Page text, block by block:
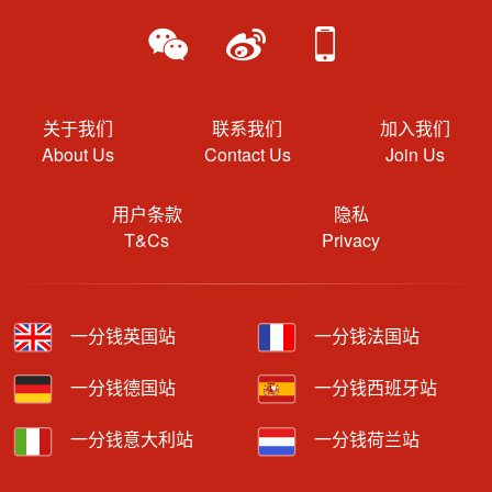
关于我们
About Us
联系我们
Contact Us
加入我们
Join Us
用户条款
T&Cs
隐私
Privacy
一分钱英国站 一分钱法国站
一分钱德国站 一分钱西班牙站
一分钱意大利站 一分钱荷兰站